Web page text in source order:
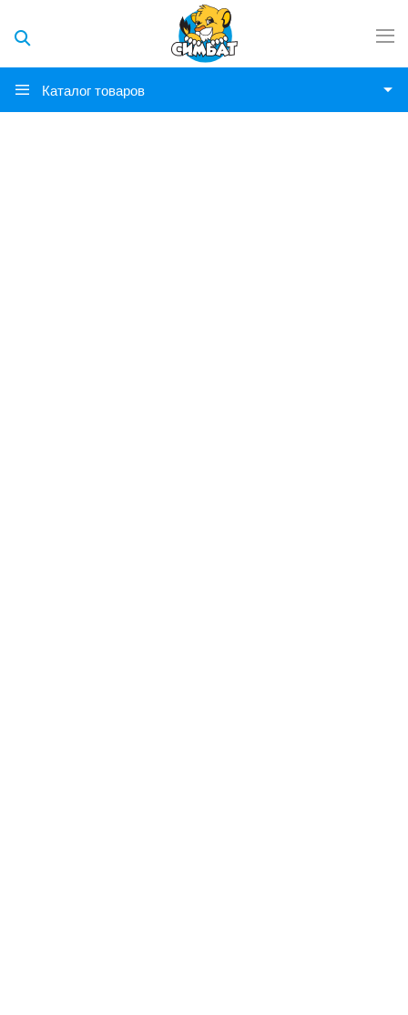
Каталог товаров